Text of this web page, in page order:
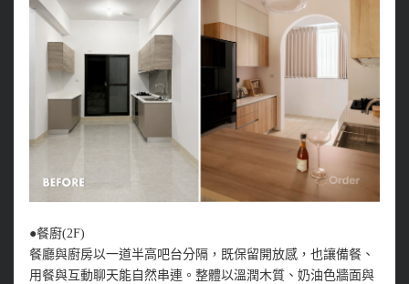
●餐廚(2F)
餐廳與廚房以一道半高吧台分隔，既保留開放感，也讓備餐、
用餐與互動聊天能自然串連。整體以溫潤木質、奶油色牆面與